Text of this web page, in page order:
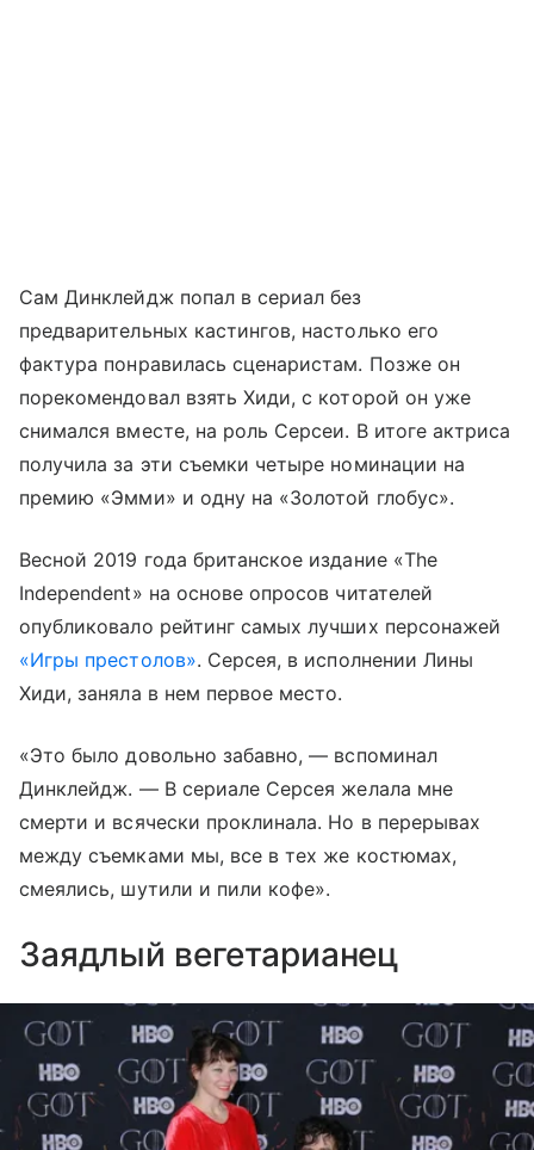
Сам Динклейдж попал в сериал без
предварительных кастингов, настолько его
фактура понравилась сценаристам. Позже он
порекомендовал взять Хиди, с которой он уже
снимался вместе, на роль Серсеи. В итоге актриса
получила за эти съемки четыре номинации на
премию «Эмми» и одну на «Золотой глобус».
Весной 2019 года британское издание «The
Independent» на основе опросов читателей
опубликовало рейтинг самых лучших персонажей
«Игры престолов». Серсея, в исполнении Лины
Хиди, заняла в нем первое место.
«Это было довольно забавно, — вспоминал
Динклейдж. — В сериале Серсея желала мне
смерти и всячески проклинала. Но в перерывах
между съемками мы, все в тех же костюмах,
смеялись, шутили и пили кофе».
Заядлый вегетарианец